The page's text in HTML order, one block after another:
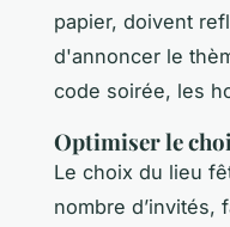
papier, doivent
d'annoncer le
code soirée, les
Optimiser le
Le choix du lieu
nombre d’invités,